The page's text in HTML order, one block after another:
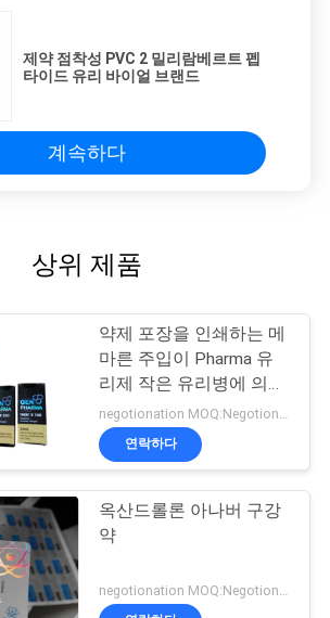
제약 점착성 PVC 2 밀리람베르트 펩
타이드 유리 바이얼 브랜드
계속하다
상위 제품
약제 포장을 인쇄하는 메
마른 주입이 Pharma 유
리제 작은 유리병에 의하
여 레테르를 붙입니다
negotionation MOQ:Negotionation
연락하다
옥산드롤론 아나버 구강
약